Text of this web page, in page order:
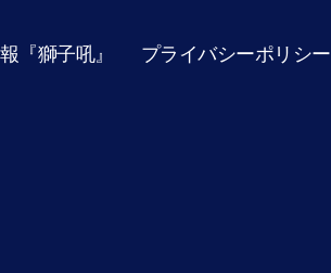
『獅子吼』 プライバシーポリシー